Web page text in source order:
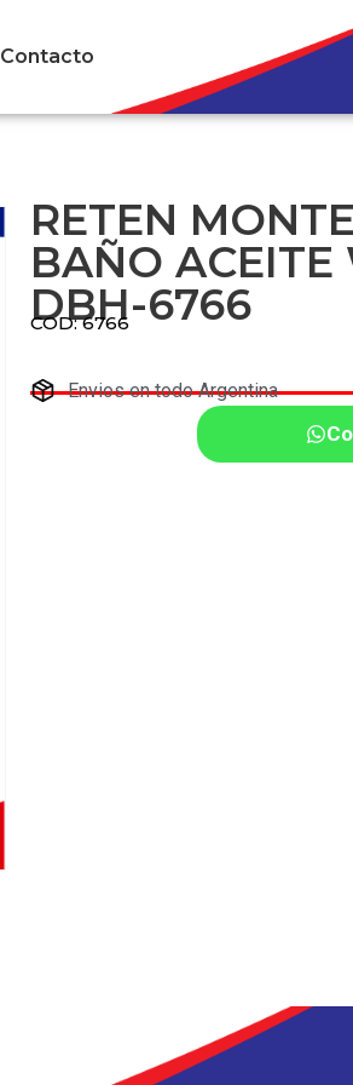
Contacto
RETEN
BAÑO ACEITE
DBH-6766
COD: 6766
Envios en todo Argentina